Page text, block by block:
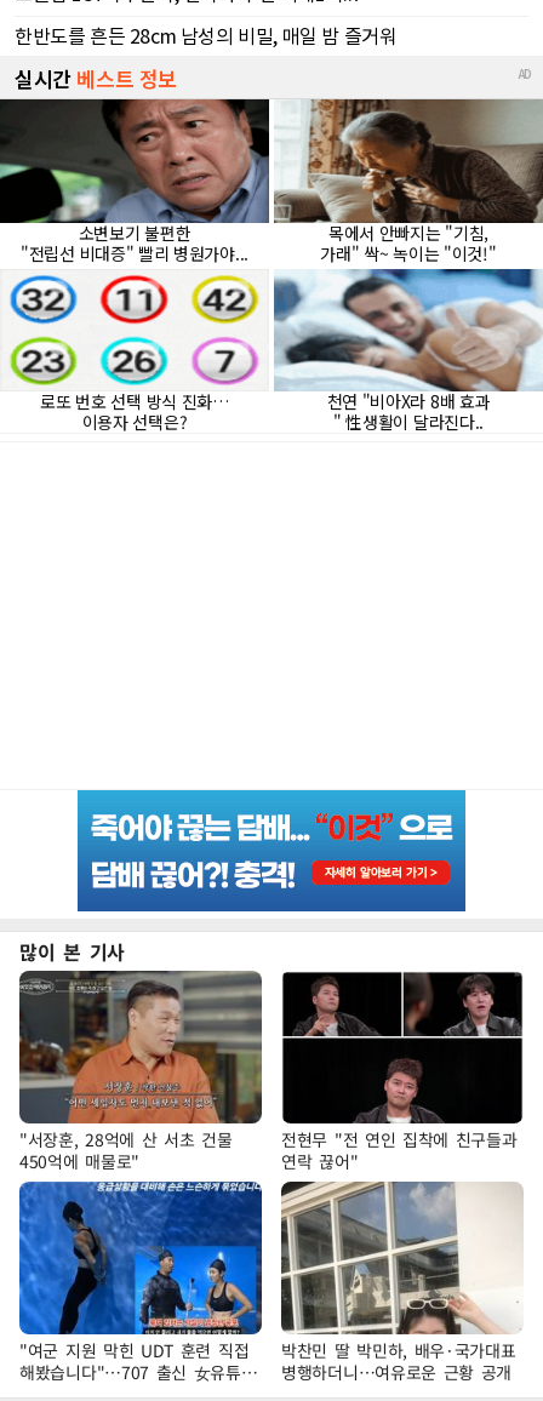
많이 본 기사
"서장훈, 28억에 산 서초 건물
450억에 매물로"
전현무 "전 연인 집착에 친구들과
연락 끊어"
"여군 지원 막힌 UDT 훈련 직접
해봤습니다"…707 출신 女유튜버
'완벽 소화'
박찬민 딸 박민하, 배우·국가대표
병행하더니…여유로운 근황 공개